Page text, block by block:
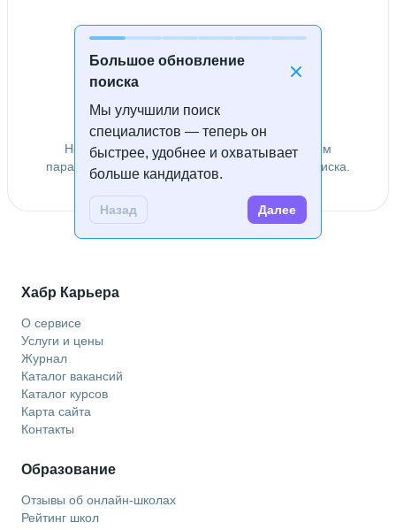
Большое обновление
поиска
Мы улучшили поиск
специалистов — теперь он
быстрее, удобнее и охватывает
больше кандидатов.
Назад Далее
Специалисты не найдены
Не удалось найти специалистов по заданным
параметрам. Попробуйте изменить условия поиска.
Хабр Карьера
О сервисе
Услуги и цены
Журнал
Каталог вакансий
Каталог курсов
Карта сайта
Контакты
Образование
Отзывы об онлайн-школах
Рейтинг школ